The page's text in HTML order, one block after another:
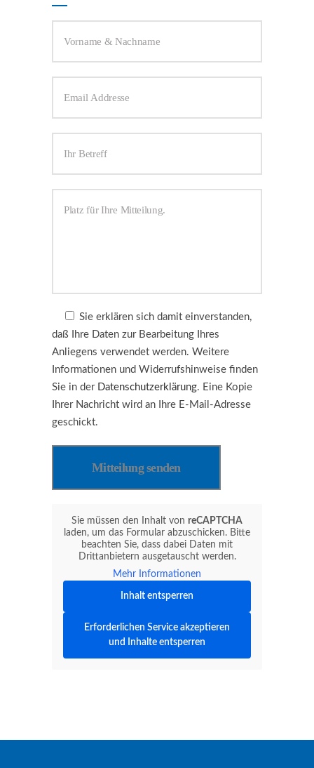
Sie erklären sich damit einverstanden,
daß Ihre Daten zur Bearbeitung Ihres
Anliegens verwendet werden. Weitere
Informationen und Widerrufshinweise finden
Sie in der Datenschutzerklärung. Eine Kopie
Ihrer Nachricht wird an Ihre E-Mail-Adresse
geschickt.
Sie müssen den Inhalt von reCAPTCHA
laden, um das Formular abzuschicken. Bitte
beachten Sie, dass dabei Daten mit
Drittanbietern ausgetauscht werden.
Mehr Informationen
Inhalt entsperren
Erforderlichen Service akzeptieren
und Inhalte entsperren